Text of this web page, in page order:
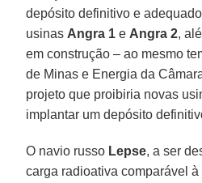
depósito definitivo e
usinas Angra 1 e Angra 2,
em construção – ao mesmo
de Minas e Energia da
projeto que proibiria novas
implantar um depósito
O navio russo Lepse, a ser
carga radioativa comparável